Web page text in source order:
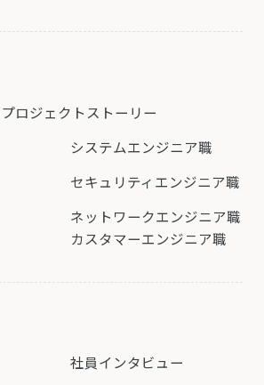
プロジェクトストーリー
システムエンジニア職
セキュリティエンジニア職
ネットワークエンジニア職
カスタマーエンジニア職
社員インタビュー